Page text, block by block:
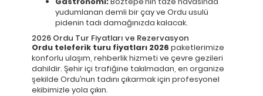
yudumlanan demli bir çay ve Ordu usulü
pidenin tadı damağınızda kalacak.
2026 Ordu Tur Fiyatları ve Rezervasyon
Ordu teleferik turu fiyatları 2026 paketlerimize
konforlu ulaşım, rehberlik hizmeti ve çevre gezileri
dahildir. Şehir içi trafiğine takılmadan, en organize
şekilde Ordu’nun tadını çıkarmak için profesyonel
ekibimizle yola çıkın.